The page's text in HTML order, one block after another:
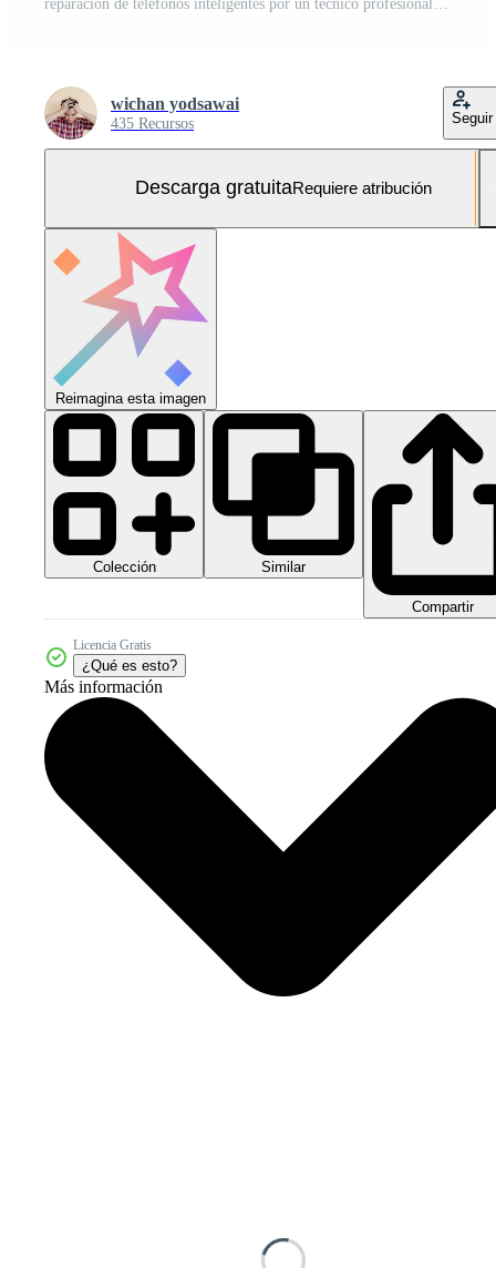
wichan yodsawai
435 Recursos Seguir
Descarga gratuitaRequiere atribución
Reimagina esta imagen
Colección Similar
Compartir
Licencia Gratis
¿Qué es esto?
Más información